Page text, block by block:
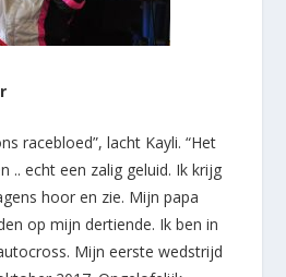
racebloed”, lacht Kayli. “Het
.. echt een zalig geluid. Ik krijg
hoor en zie. Mijn papa
op mijn dertiende. Ik ben in
Mijn eerste wedstrijd